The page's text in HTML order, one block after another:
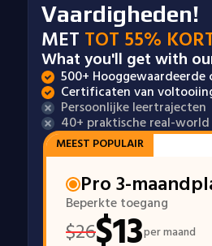
Vaardigheden!
MET TOT 55%
What you'll get with
500+ Hooggewaardeerde
Certificaten van
Persoonlijke leertrajecten
40+ praktische real-
MEEST POPULAIR
Pro 3-
Beperkte toegang
$26$13per maand